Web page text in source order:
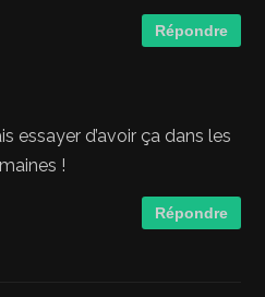
Répondre
essayer d’avoir ça dans les
!
Répondre